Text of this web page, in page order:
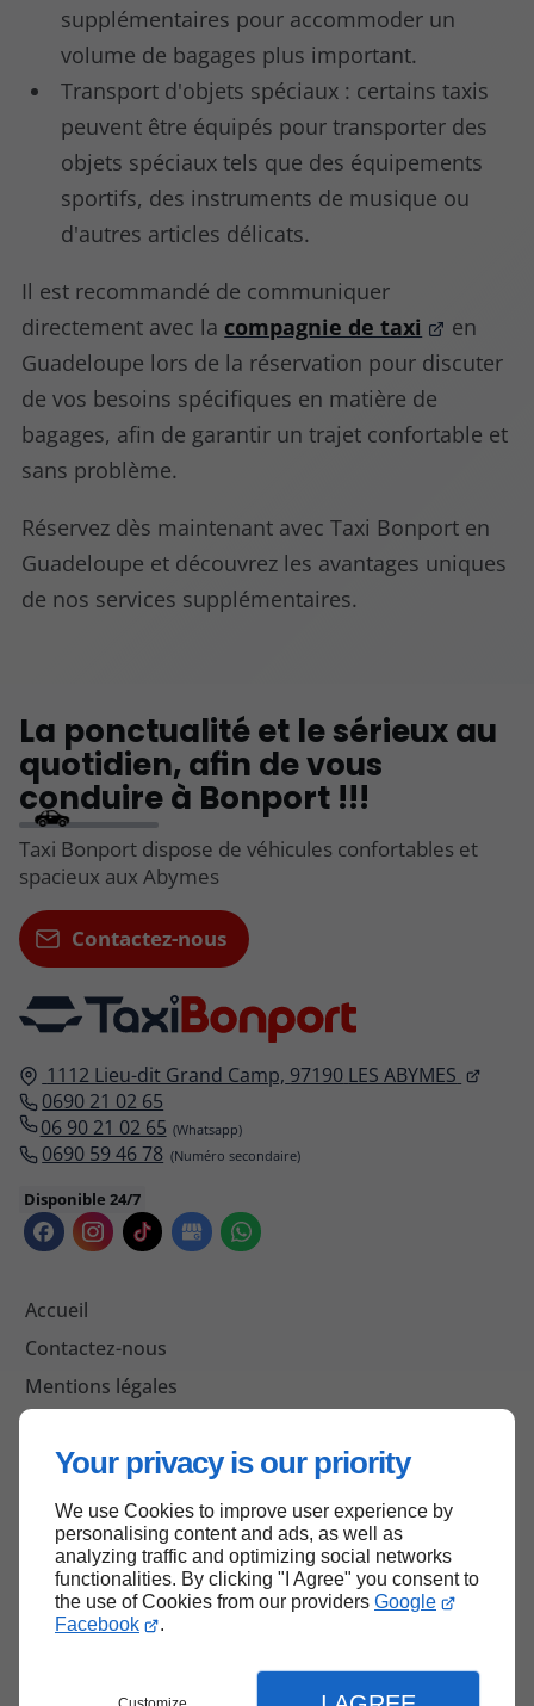
Your privacy is our priority
We use Cookies to improve user experience by
personalising content and ads, as well as
analyzing traffic and optimizing social networks
functionalities. By clicking "I Agree" you consent to
the use of Cookies from our providers Google
Facebook
.
supplémentaires pour accommoder un
volume de bagages plus important.
Transport d'objets spéciaux : certains taxis
peuvent être équipés pour transporter des
objets spéciaux tels que des équipements
sportifs, des instruments de musique ou
d'autres articles délicats.
Il est recommandé de communiquer
directement avec la compagnie de taxi
en
Guadeloupe lors de la réservation pour discuter
de vos besoins spécifiques en matière de
bagages, afin de garantir un trajet confortable et
sans problème.
Réservez dès maintenant avec Taxi Bonport en
Guadeloupe et découvrez les avantages uniques
de nos services supplémentaires.
1112 Lieu-dit Grand Camp, 97190 LES ABYMES
0690 21 02 65
06 90 21 02 65
0690 59 46 78
Disponible 24/7
Accueil
Contactez-nous
Mentions légales
La ponctualité et le sérieux au
quotidien, afin de vous
conduire à Bonport !!!
Taxi Bonport dispose de véhicules confortables et
spacieux aux Abymes
Contactez-nous
Haut de page